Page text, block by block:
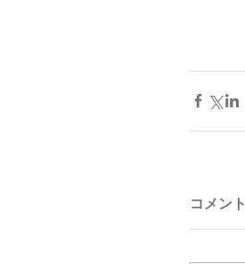
コメント